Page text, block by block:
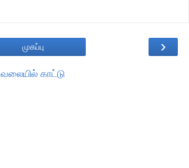
›
முகப்பு
வலையில் காட்டு